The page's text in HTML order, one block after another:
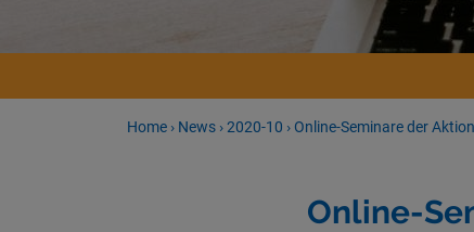
Home › News ›2020-10 › Online-Seminare der
Online-